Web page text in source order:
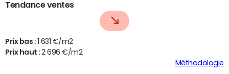
Tendance ventes
Prix bas :
1 631 €/m2
Prix haut :2 696 €/m2
Méthodologie